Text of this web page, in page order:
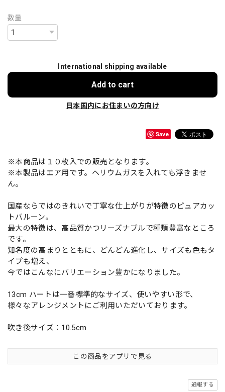
数量
International shipping available
Add to cart
日本国内にお住まいの方向け
Save
※本商品は１０枚入での販売となります。
※本製品はエア用です。ヘリウムガスを入れても浮きませ
ん。
国産ならではのきれいで丁寧な仕上がりが特徴のピュアカッ
トバルーン。
最大の特徴は、高品質かつリーズナブルで種類豊富なところ
です。
知名度の高まりとともに、どんどん進化し、サイズも色もタ
イプも増え、
今ではこんなにバリエーション豊かになりました。
13cm ハートは一番標準的なサイズ、使いやすい形で、
様々なアレンジメントにご利用いただいております。
吹き後サイズ：10.5cm
この商品をアプリで見る
通報する